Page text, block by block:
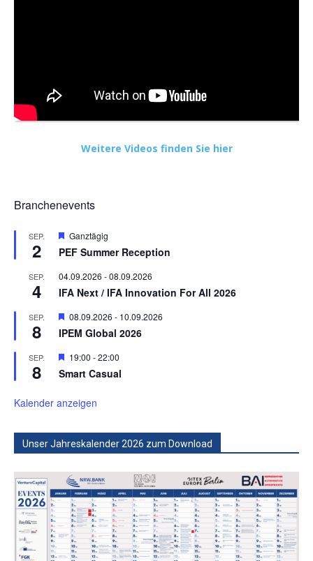
Weitere Videos finden Sie hier
Branchenevents
SEP.
2
Hervorgehoben
Ganztägig
PEF Summer Reception
SEP.
4
04.09.2026 -08.09.2026
IFA Next / IFA Innovation For All 2026
SEP.
8
Hervorgehoben
08.09.2026 - 10.09.2026
IPEM Global 2026
SEP.
8
Hervorgehoben
19:00 -22:00
Smart Casual
Kalender anzeigen
Unser Jahreskalender 2026 zum Download